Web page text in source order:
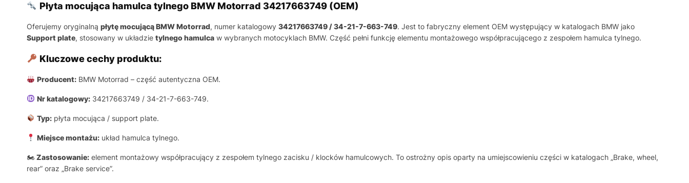
Płyta mocująca hamulca tylnego BMW Motorrad 34217663749 (OEM)
Oferujemy oryginalną płytę mocującą BMW Motorrad, numer katalogowy 34217663749 / 34-21-7-663-749. Jest to fabryczny element OEM występujący w katalogach BMW jako
Support plate, stosowany w układzie tylnego hamulca w wybranych motocyklach BMW. Część pełni funkcję elementu montażowego współpracującego z zespołem hamulca tylnego.
Kluczowe cechy produktu:
Producent:BMW Motorrad – część autentyczna OEM.
Nr katalogowy:34217663749 / 34-21-7-663-749.
Typ:płyta mocująca / support plate.
Miejsce montażu:układ hamulca tylnego.
🏍 Zastosowanie: element montażowy współpracujący z zespołem tylnego zacisku / klocków hamulcowych. To ostrożny opis oparty na umiejscowieniu części w katalogach „Brake, wheel,
rear” oraz „Brake service”.